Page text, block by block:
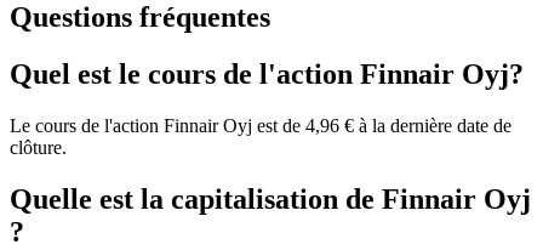
Questions fréquentes
Quel est le cours de l'action Finnair Oyj?
Le cours de l'action Finnair Oyj est de 4,96 € à la dernière date de
clôture.
Quelle est la capitalisation de Finnair Oyj
?